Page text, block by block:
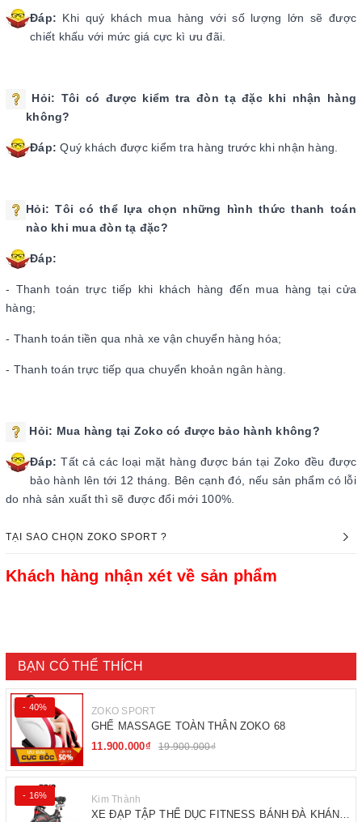
Đáp: Khi quý khách mua hàng với số lượng lớn sẽ được
chiết khấu với mức giá cực kì ưu đãi.
Hỏi: Tôi có được kiểm tra đòn tạ đặckhi nhận hàng
không?
Đáp: Quý khách được kiểm tra hàng trước khi nhận hàng.
Hỏi: Tôi có thể lựa chọn những hình thức thanh toán
nào khi mua đòn tạ đặc?
Đáp:
- Thanh toán trực tiếp khi khách hàng đến mua hàng tại cửa
hàng;
- Thanh toán tiền qua nhà xe vận chuyển hàng hóa;
- Thanh toán trực tiếp qua chuyển khoản ngân hàng.
Hỏi: Mua hàng tại Zoko có được bảo hành không?
Đáp: Tất cả các loại mặt hàng được bán tại Zoko đều được
bảo hành lên tới 12 tháng. Bên cạnh đó, nếu sản phẩm có lỗi
do nhà sản xuất thì sẽ được đổi mới 100%.
TẠI SAO CHỌN ZOKO SPORT ?
Khách hàng nhận xét về sản phẩm
BẠN CÓ THỂ THÍCH
- 40% ZOKO SPORT
GHẾ MASSAGE TOÀN THÂN ZOKO 68
11.900.000₫
19.900.000₫
- 16% Kim Thành
XE ĐẠP TẬP THỂ DỤC FITNESS BÁNH ĐÀ KHÁNG